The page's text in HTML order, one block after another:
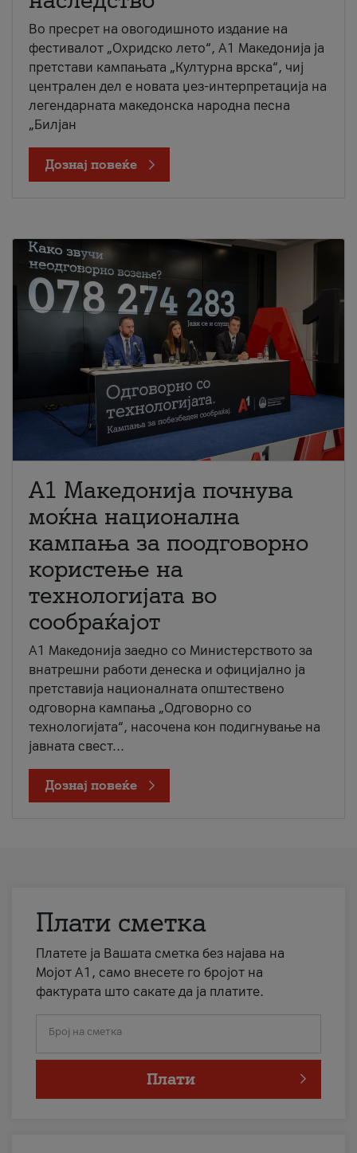
Во пресрет на овогодишното издание на
фестивалот „Охридско лето“, А1 Македонија ја
претстави кампањата „Културна врска“, чиј
централен дел е новата џез-интерпретација на
легендарната македонска народна песна
„Билјан
Дознај повеќе
A1 Македонија почнува
моќна национална
кампања за поодговорно
користење на
технологијата во
сообраќајот
A1 Македонија заедно со Министерството за
внатрешни работи денеска и официјално ја
претставија националната општествено
одговорна кампања „Одговорно со
технологијата“, насочена кон подигнување на
јавната свест...
Дознај повеќе
Плати сметка
Платете ја Вашата сметка без најава на
Мојот А1, само внесете го бројот на
фактурата што сакате да ја платите.
Број на сметка
Плати